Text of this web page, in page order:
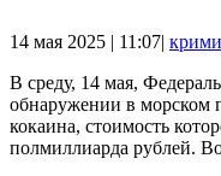
14 мая 2025 | 11:07|
В среду, 14 мая,
обнаружении в морском
кокаина, стоимость
полмиллиарда рублей.